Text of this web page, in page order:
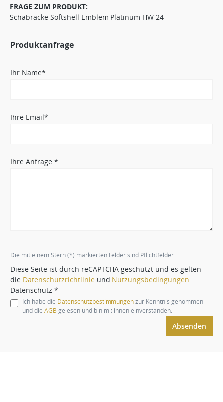
FRAGE ZUM PRODUKT:
Schabracke Softshell Emblem Platinum HW 24
Produktanfrage
Ihr Name*
Ihre Email*
Ihre Anfrage *
Die mit einem Stern (*) markierten Felder sind Pflichtfelder.
Diese Seite ist durch reCAPTCHA geschützt und es gelten
die Datenschutzrichtlinie und Nutzungsbedingungen
Datenschutz *
Ich habe die Datenschutzbestimmungenzur Kenntnis genommen
und die AGB gelesen und bin mit ihnen einverstanden.
Absenden